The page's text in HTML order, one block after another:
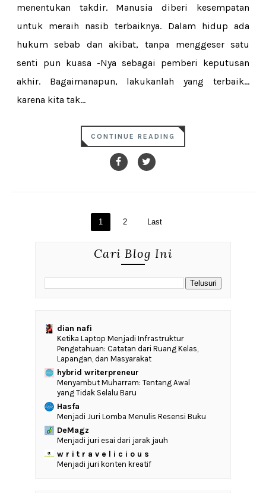
menentukan takdir. Manusia diberi kesempatan
untuk meraih nasib terbaiknya. Dalam hidup ada
hukum sebab dan akibat, tanpa menggeser satu
senti pun kuasa -Nya sebagai pemberi keputusan
akhir. Bagaimanapun, lakukanlah yang terbaik...
karena kita tak...
CONTINUE READING
1 2 Last
Cari Blog Ini
dian nafi
Ketika Laptop Menjadi Infrastruktur
Pengetahuan: Catatan dari Ruang Kelas,
Lapangan, dan Masyarakat
hybrid writerpreneur
Menyambut Muharram: Tentang Awal
yang Tidak Selalu Baru
Hasfa
Menjadi Juri Lomba Menulis Resensi Buku
DeMagz
Menjadi juri esai dari jarak jauh
w r i t r a v e l i c i o u s
Menjadi juri konten kreatif